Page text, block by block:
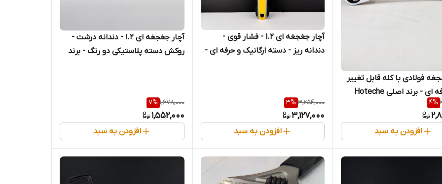
فولادی با کله قابل تغییر
فوق حرفه ای - برند اصلی Hoteche
4%
افزودن به سبد
آچار جغجغه ای 1.2 - فشار قوی -
دندانه ریز - دسته ارگانیک و حرفه ای -
3,254,000
3%
3,127,000
افزودن به سبد
آچار جغجغه ای 1.2 - دندانه درشت -
روکش دسته پلاستیکی دو رنگ - برند
1,678,000
7%
1,552,000
افزودن به سبد